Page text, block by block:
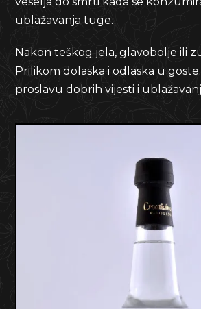
ublažavanja tuge.
Nakon teškog jela, glavobolje ili
Prilikom dolaska i odlaska u
proslavu dobrih vijesti i